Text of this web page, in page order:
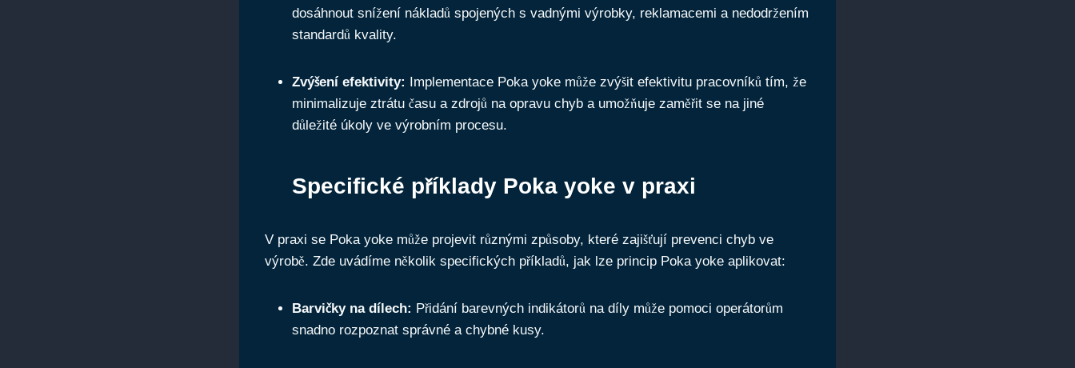
dosáhnout snížení nákladů spojených s vadnými výrobky, reklamacemi a nedodržením
standardů kvality.
Zvýšení efektivity: Implementace Poka yoke může zvýšit efektivitu pracovníků tím, že
minimalizuje ztrátu času a zdrojů na opravu chyb a umožňuje zaměřit se na jiné
důležité úkoly ve výrobním procesu.
Specifické příklady Poka yoke v praxi
V praxi se Poka yoke může projevit různými způsoby, které zajišťují prevenci chyb ve
výrobě. Zde uvádíme několik specifických příkladů, jak lze princip Poka yoke aplikovat:
Barvičky na dílech: Přidání barevných indikátorů na díly může pomoci operátorům
snadno rozpoznat správné a chybné kusy.